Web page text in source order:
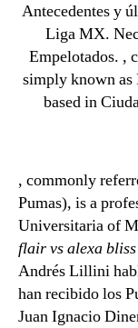
Antecedentes y
Liga MX.
Empelotados. ,
simply known as
based in
, commonly
Pumas), is a
Universitaria of
flair vs alexa bliss
Andrés Lillini
han recibido los
Juan Ignacio